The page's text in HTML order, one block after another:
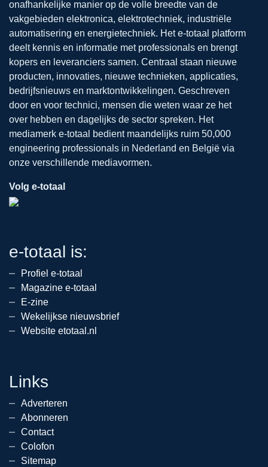
onafhankelijke manier op de volle breedte van de
vakgebieden elektronica, elektrotechniek, industriële
automatisering en energietechniek. Het e-totaal platform
deelt kennis en informatie met professionals en brengt
kopers en leveranciers samen. Centraal staan nieuwe
producten, innovaties, nieuwe technieken, applicaties,
bedrijfsnieuws en marktontwikkelingen. Geschreven
door en voor technici, mensen die weten waar ze het
over hebben en dagelijks de sector spreken. Het
mediamerk e-totaal bedient maandelijks ruim 50,000
engineering professionals in Nederland en België via
onze verschillende mediavormen.
Volg e-totaal
e-totaal is:
Profiel e-totaal
Magazine e-totaal
E-zine
Wekelijkse nieuwsbrief
Website etotaal.nl
Links
Adverteren
Abonneren
Contact
Colofon
Sitemap